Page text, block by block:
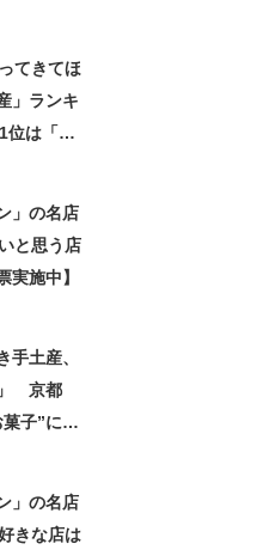
てきてほ
」ランキ
は「生
」の名店
と思う店
実施中】
手土産、
京都
子”に反
」の名店
きな店は